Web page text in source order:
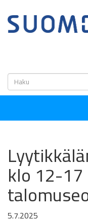
klo 12-
5.7.2025